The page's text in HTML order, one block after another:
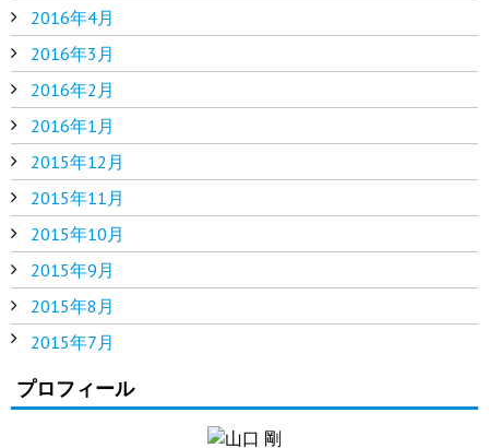
2016年4月
2016年3月
2016年2月
2016年1月
2015年12月
2015年11月
2015年10月
2015年9月
2015年8月
2015年7月
プロフィール